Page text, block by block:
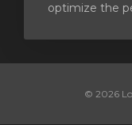
optimize the
© 2026